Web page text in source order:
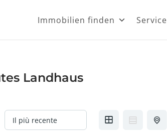
Immobilien finden Service
Landhaus